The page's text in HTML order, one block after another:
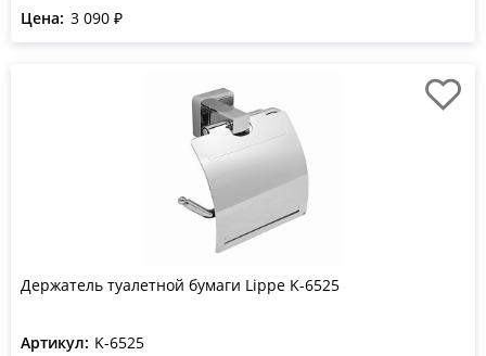
Цена: 3 090 ₽
Держатель туалетной бумаги Lippe K-6525
Артикул: K-6525